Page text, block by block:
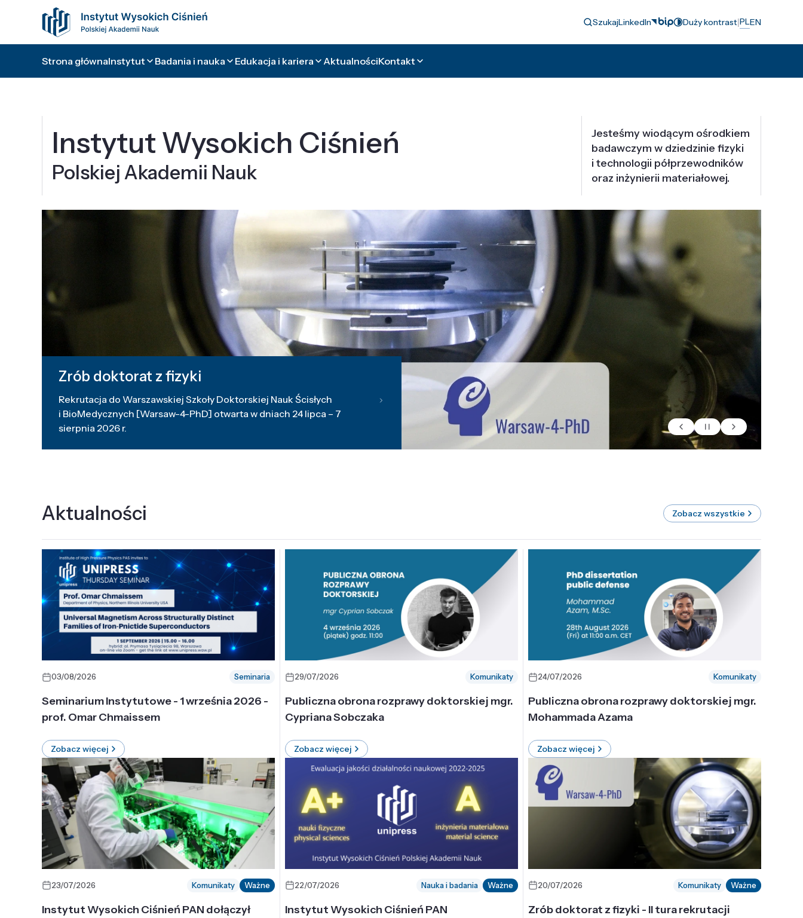
SzukajLinkedIn Duży kontrast|PLEN
Strona głównaInstytut Badania i nauka Edukacja i kariera AktualnościKontakt
Instytut Wysokich Ciśnień
Polskiej Akademii Nauk
Jesteśmy wiodącym ośrodkiem
badawczym w dziedzinie fizyki
i technologii półprzewodników
oraz inżynierii materiałowej.
Zrób doktorat z fizyki
Rekrutacja do Warszawskiej Szkoły Doktorskiej Nauk Ścisłych
i BioMedycznych [Warsaw-4-PhD] otwarta w dniach 24 lipca – 7
sierpnia 2026 r.
Aktualności Zobacz wszystkie
03/08/2026 Seminaria
Seminarium Instytutowe - 1 września 2026 -
prof. Omar Chmaissem
Zobacz więcej
29/07/2026 Komunikaty
Publiczna obrona rozprawy doktorskiej mgr.
Cypriana Sobczaka
Zobacz więcej
24/07/2026 Komunikaty
Publiczna obrona rozprawy doktorskiej mgr.
Mohammada Azama
Zobacz więcej
23/07/2026 Komunikaty Ważne
Instytut Wysokich Ciśnień PAN dołączył
22/07/2026 Nauka i badania Ważne
Instytut Wysokich Ciśnień PAN
20/07/2026 Komunikaty Ważne
Zrób doktorat z fizyki - II tura rekrutacji